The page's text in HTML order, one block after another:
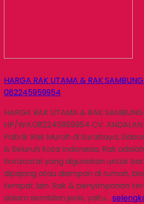
HARGA RAK UTAMA & RAK
082245959954
HARGA RAK UTAMA & RAK
HP/WA:082245959954 CV.
Pabrik Rak Murah di Surabaya,
& Seluruh Kota Indonesia. Rak
horizontal yang digunakan untuk
dipajang atau disimpan di rumah,
tempat lain. Rak & penyimpanan
dalam sembilan jenis, yaitu…